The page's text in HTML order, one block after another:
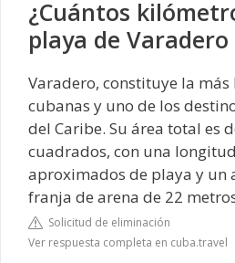
¿Cuántos
playa de Varadero
Varadero, constituye la
cubanas y uno de los
del Caribe. Su área total es
cuadrados, con una
aproximados de playa y un
franja de arena de 22
Solicitud de eliminación
Ver respuesta completa en cuba.travel